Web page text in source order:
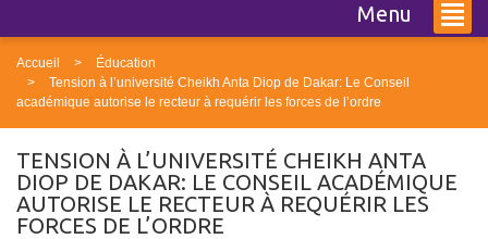
Menu
Accueil
Éducation
Tension à l’université Cheikh Anta Diop de Dakar: Le Conseil
académique autorise le recteur à requérir les forces de l’ordre
TENSION À L’UNIVERSITÉ CHEIKH ANTA
DIOP DE DAKAR: LE CONSEIL ACADÉMIQUE
AUTORISE LE RECTEUR À REQUÉRIR LES
FORCES DE L’ORDRE